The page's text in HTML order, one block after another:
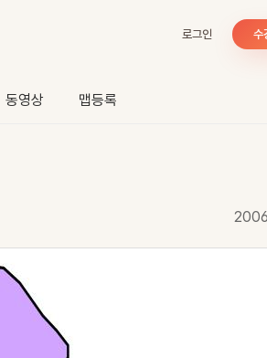
로그인 수
동영상 맵등록